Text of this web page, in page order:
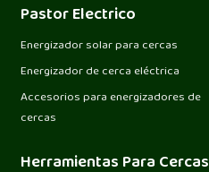
Pastor Electrico
Energizador solar para cercas
Energizador de cerca eléctrica
Accesorios para energizadores de
cercas
Herramientas Para Cercas